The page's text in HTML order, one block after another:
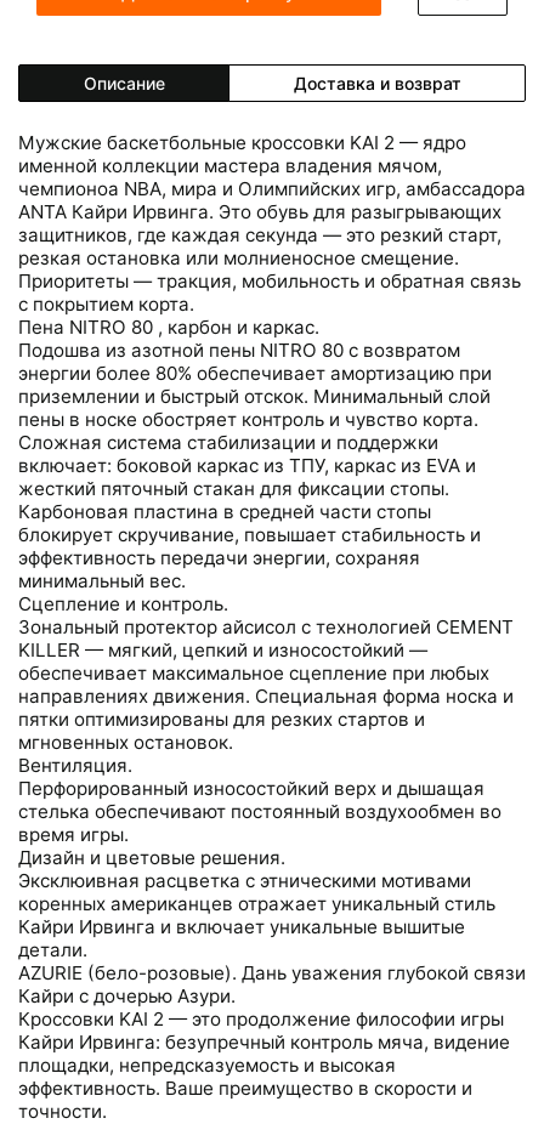
Описание Доставка и возврат
Мужские баскетбольные кроссовки KAI 2 — ядро
именной коллекции мастера владения мячом,
чемпионоа NBA, мира и Олимпийских игр, амбассадора
ANTA Кайри Ирвинга. Это обувь для разыгрывающих
защитников, где каждая секунда — это резкий старт,
резкая остановка или молниеносное смещение.
Приоритеты — тракция, мобильность и обратная связь
с покрытием корта.
Пена NITRO 80 , карбон и каркас.
Подошва из азотной пены NITRO 80 с возвратом
энергии более 80% обеспечивает амортизацию при
приземлении и быстрый отскок. Минимальный слой
пены в носке обостряет контроль и чувство корта.
Сложная система стабилизации и поддержки
включает: боковой каркас из ТПУ, каркас из EVA и
жесткий пяточный стакан для фиксации стопы.
Карбоновая пластина в средней части стопы
блокирует скручивание, повышает стабильность и
эффективность передачи энергии, сохраняя
минимальный вес.
Сцепление и контроль.
Зональный протектор айсисол с технологией CEMENT
KILLER — мягкий, цепкий и износостойкий —
обеспечивает максимальное сцепление при любых
направлениях движения. Специальная форма носка и
пятки оптимизированы для резких стартов и
мгновенных остановок.
Вентиляция.
Перфорированный износостойкий верх и дышащая
стелька обеспечивают постоянный воздухообмен во
время игры.
Дизайн и цветовые решения.
Эксклюивная расцветка с этническими мотивами
коренных американцев отражает уникальный стиль
Кайри Ирвинга и включает уникальные вышитые
детали.
AZURIE (бело-розовые). Дань уважения глубокой связи
Кайри с дочерью Азури.
Кроссовки KAI 2 — это продолжение философии игры
Кайри Ирвинга: безупречный контроль мяча, видение
площадки, непредсказуемость и высокая
эффективность. Ваше преимущество в скорости и
точности.